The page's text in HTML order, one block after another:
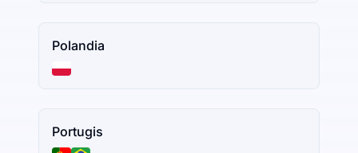
Polandia
Portugis